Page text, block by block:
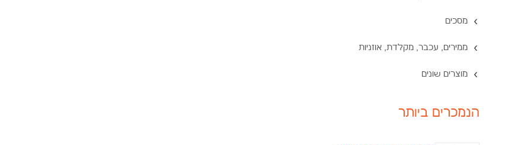
מסכים
ממירים, עכבר, מקלדת, אוזניות
מוצרים שונים
הנמכרים ביותר